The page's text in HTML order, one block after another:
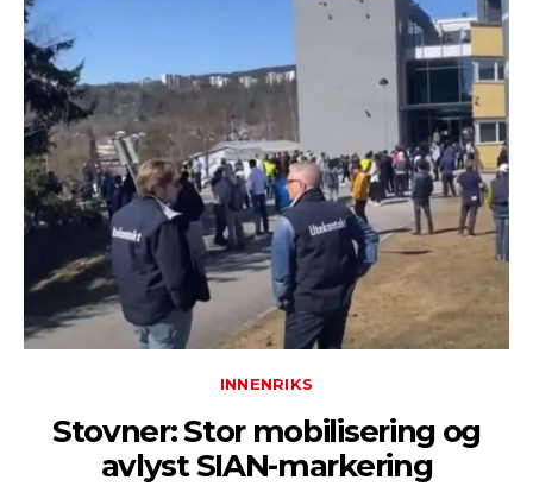
INNENRIKS
Stovner: Stor mobilisering og
avlyst SIAN-markering